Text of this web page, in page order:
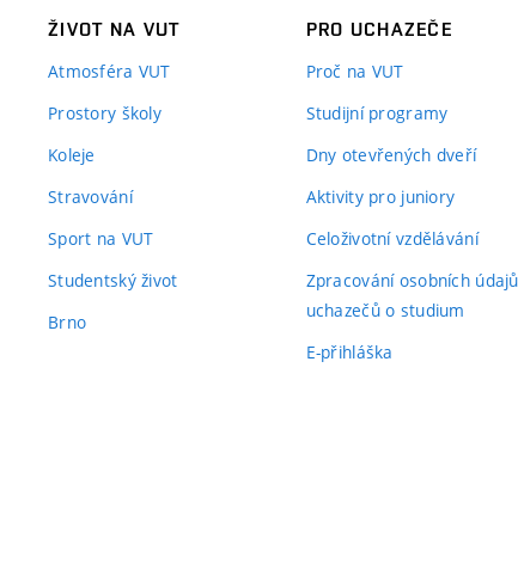
ŽIVOT NA VUT
Atmosféra VUT
Prostory školy
Koleje
Stravování
Sport na VUT
Studentský život
Brno
PRO UCHAZEČE
Proč na VUT
Studijní programy
Dny otevřených dveří
Aktivity pro juniory
Celoživotní vzdělávání
Zpracování osobních údajů
uchazečů o studium
E-přihláška